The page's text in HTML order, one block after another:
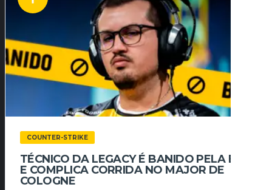
COUNTER-STRIKE
TÉCNICO DA LEGACY É BANIDO PELA ESL
E COMPLICA CORRIDA NO MAJOR DE
COLOGNE